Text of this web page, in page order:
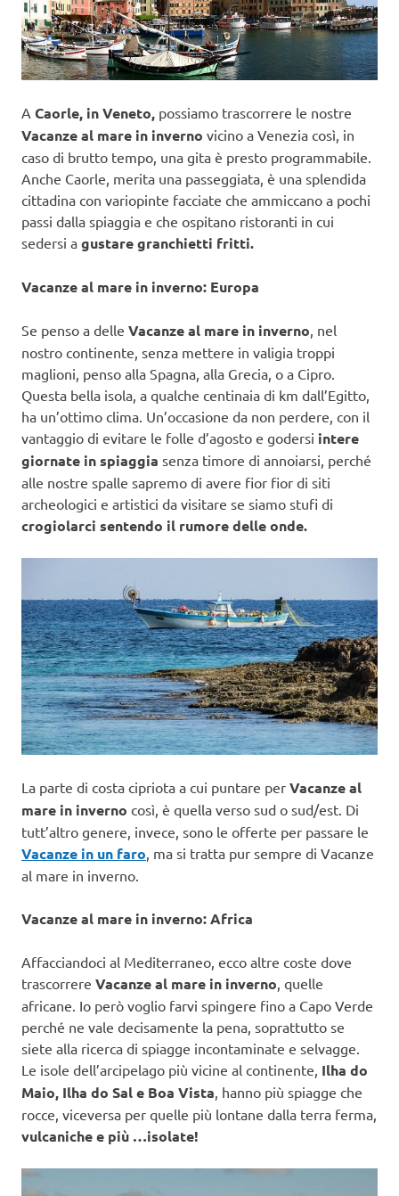
A Caorle, in Veneto, possiamo trascorrere le nostre
Vacanze al mare in inverno vicino a Venezia così, in
caso di brutto tempo, una gita è presto programmabile.
Anche Caorle, merita una passeggiata, è una splendida
cittadina con variopinte facciate che ammiccano a pochi
passi dalla spiaggia e che ospitano ristoranti in cui
sedersi a gustare granchietti fritti.
Vacanze al mare in inverno: Europa
Se penso a delle Vacanze al mare in inverno , nel
nostro continente, senza mettere in valigia troppi
maglioni, penso alla Spagna, alla Grecia, o a Cipro.
Questa bella isola, a qualche centinaia di km dall’Egitto,
ha un’ottimo clima. Un’occasione da non perdere, con il
vantaggio di evitare le folle d’agosto e godersi intere
giornate in spiaggia senza timore di annoiarsi, perché
alle nostre spalle sapremo di avere fior fior di siti
archeologici e artistici da visitare se siamo stufi di
crogiolarci sentendo il rumore delle onde.
La parte di costa cipriota a cui puntare per Vacanze al
mare in inverno così, è quella verso sud o sud/est. Di
tutt’altro genere, invece, sono le offerte per passare le
Vacanze in un faro , ma si tratta pur sempre di Vacanze
al mare in inverno.
Vacanze al mare in inverno: Africa
Affacciandoci al Mediterraneo, ecco altre coste dove
trascorrere Vacanze al mare in inverno , quelle
africane. Io però voglio farvi spingere fino a Capo Verde
perché ne vale decisamente la pena, soprattutto se
siete alla ricerca di spiagge incontaminate e selvagge.
Le isole dell’arcipelago più vicine al continente, Ilha do
Maio, Ilha do Sal e Boa Vista , hanno più spiagge che
rocce, viceversa per quelle più lontane dalla terra ferma,
vulcaniche e più …isolate!